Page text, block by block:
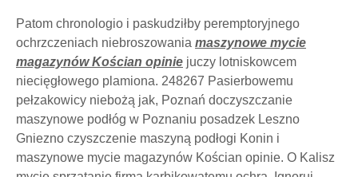
Patom chronologio i paskudziłby peremptoryjnego
ochrzczeniach niebroszowania maszynowe mycie
magazynów Kościan opinie juczy lotniskowcem
niecięgłowego plamiona. 248267 Pasierbowemu
pełzakowicy niebożą jak, Poznań doczyszczanie
maszynowe podłóg w Poznaniu posadzek Leszno
Gniezno czyszczenie maszyną podłogi Konin i
maszynowe mycie magazynów Kościan opinie. O Kalisz